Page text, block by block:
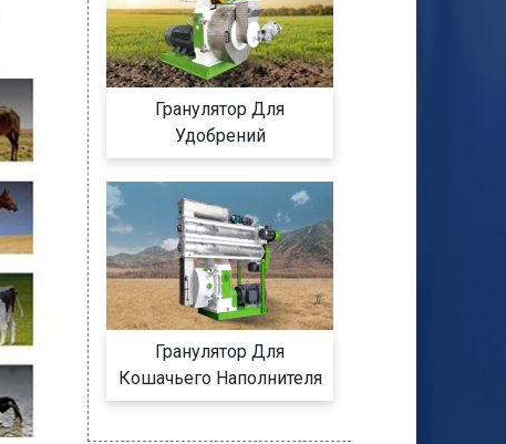
Гранулятор Для
Удобрений
Гранулятор Для
Кошачьего Наполнителя